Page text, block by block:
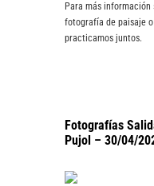
Para más
fotografía de paisaje o
practicamos juntos.
Fotografías
Pujol – 30/04/